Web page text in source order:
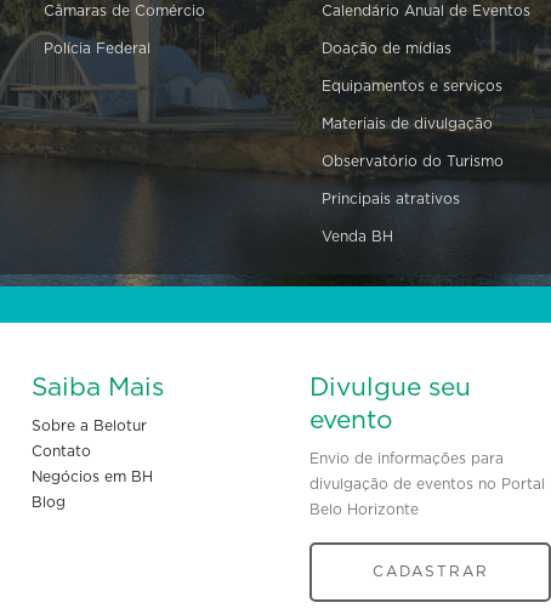
Câmaras de Comércio
Polícia Federal
Calendário Anual de Eventos
Doação de mídias
Equipamentos e serviços
Materiais de divulgação
Observatório do Turismo
Principais atrativos
Venda BH
Saiba Mais
Sobre a Belotur
Contato
Negócios em BH
Blog
Divulgue seu
evento
Envio de informações para
divulgação de eventos no Portal
Belo Horizonte
CADASTRAR